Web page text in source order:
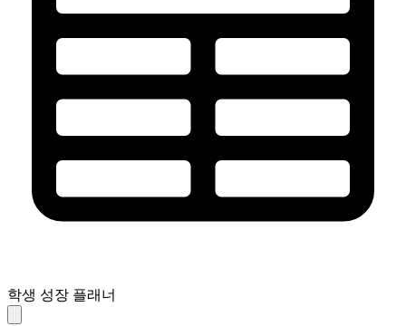
학생 성장 플래너